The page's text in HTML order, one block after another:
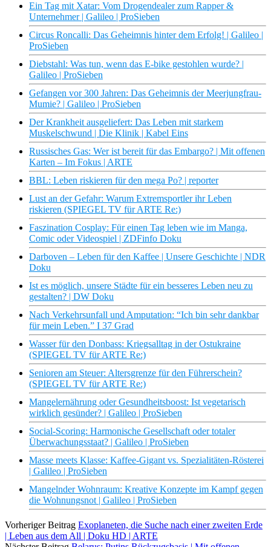
Ein Tag mit Xatar: Vom Drogendealer zum Rapper &
Unternehmer | Galileo | ProSieben
Circus Roncalli: Das Geheimnis hinter dem Erfolg! | Galileo |
ProSieben
Diebstahl: Was tun, wenn das E-bike gestohlen wurde? |
Galileo | ProSieben
Gefangen vor 300 Jahren: Das Geheimnis der Meerjungfrau-
Mumie? | Galileo | ProSieben
Der Krankheit ausgeliefert: Das Leben mit starkem
Muskelschwund | Die Klinik | Kabel Eins
Russisches Gas: Wer ist bereit für das Embargo? | Mit offenen
Karten – Im Fokus | ARTE
BBL: Leben riskieren für den mega Po? | reporter
Lust an der Gefahr: Warum Extremsportler ihr Leben
riskieren (SPIEGEL TV für ARTE Re:)
Faszination Cosplay: Für einen Tag leben wie im Manga,
Comic oder Videospiel | ZDFinfo Doku
Darboven – Leben für den Kaffee | Unsere Geschichte | NDR
Doku
Ist es möglich, unsere Städte für ein besseres Leben neu zu
gestalten? | DW Doku
Nach Verkehrsunfall und Amputation: “Ich bin sehr dankbar
für mein Leben.” I 37 Grad
Wasser für den Donbass: Kriegsalltag in der Ostukraine
(SPIEGEL TV für ARTE Re:)
Senioren am Steuer: Altersgrenze für den Führerschein?
(SPIEGEL TV für ARTE Re:)
Mangelernährung oder Gesundheitsboost: Ist vegetarisch
wirklich gesünder? | Galileo | ProSieben
Social-Scoring: Harmonische Gesellschaft oder totaler
Überwachungsstaat? | Galileo | ProSieben
Masse meets Klasse: Kaffee-Gigant vs. Spezialitäten-Rösterei
| Galileo | ProSieben
Mangelnder Wohnraum: Kreative Konzepte im Kampf gegen
die Wohnungsnot | Galileo | ProSieben
Vorheriger Beitrag Exoplaneten, die Suche nach einer zweiten Erde
| Leben aus dem All | Doku HD | ARTE